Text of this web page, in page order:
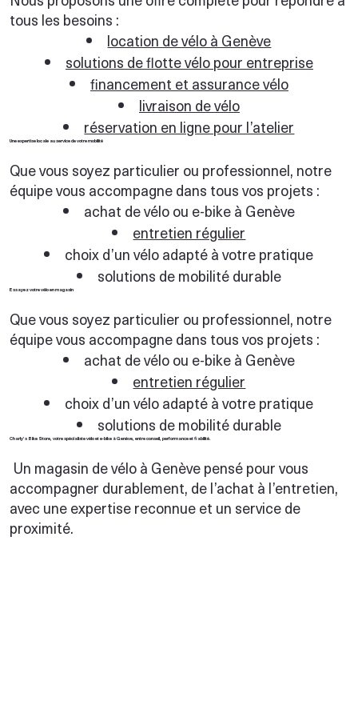
tous les besoins :
location de vélo à Genève
solutions de flotte vélo pour entreprise
financement et assurance vélo
livraison de vélo
réservation en ligne pour l’atelier
Une expertise locale au service de votre mobilité
Que vous soyez particulier ou professionnel, notre
équipe vous accompagne dans tous vos projets :
achat de vélo ou e-bike à Genève
entretien régulier
choix d’un vélo adapté à votre pratique
solutions de mobilité durable
Essayez votre vélo en magasin
Que vous soyez particulier ou professionnel, notre
équipe vous accompagne dans tous vos projets :
achat de vélo ou e-bike à Genève
entretien régulier
choix d’un vélo adapté à votre pratique
solutions de mobilité durable
Charly’s Bike Store, votre spécialiste vélo et e-bike à Genève, entre conseil, performance et fiabilité.
Un magasin de vélo à Genève pensé pour vous
accompagner durablement, de l’achat à l’entretien,
avec une expertise reconnue et un service de
proximité.